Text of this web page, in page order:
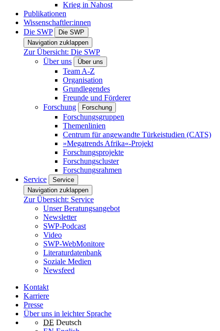
Krieg in Nahost
Publikationen
Wissenschaftler:innen
Die SWP
Die SWP
Navigation zuklappen
Zur Übersicht: Die SWP
Über uns
Über uns
Team A-Z
Organisation
Grundlegendes
Freunde und Förderer
Forschung
Forschung
Forschungsgruppen
Themenlinien
Centrum für angewandte Türkeistudien (CATS)
»Megatrends Afrika«-Projekt
Forschungsprojekte
Forschungscluster
Forschungsrahmen
Service
Service
Navigation zuklappen
Zur Übersicht: Service
Unser Beratungsangebot
Newsletter
SWP-Podcast
Video
SWP-WebMonitore
Literaturdatenbank
Soziale Medien
Newsfeed
Kontakt
Karriere
Presse
Über uns in leichter Sprache
DE Deutsch